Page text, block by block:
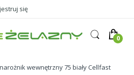
się
wewnętrzny 75 biały Cellfast